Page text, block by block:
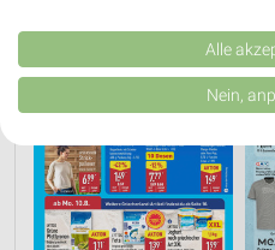
Kombinationen von Daten aus
Verbesserung der Angebote.
von Inhalten.
Daten können außerhalb der
USA gesendet werden.
Website/App.
Partnerliste anzeigen (1 IAB-
Wir nutzen Ihre Daten für folgende
IAB-Verarbeitungszwecke:
Alle
Nein,